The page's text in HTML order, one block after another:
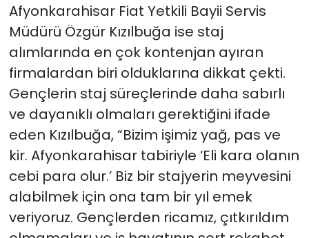
Afyonkarahisar Fiat Yetkili Bayii Servis
Müdürü Özgür Kızılbuğa ise staj
alımlarında en çok kontenjan ayıran
firmalardan biri olduklarına dikkat çekti.
Gençlerin staj süreçlerinde daha sabırlı
ve dayanıklı olmaları gerektiğini ifade
eden Kızılbuğa, “Bizim işimiz yağ, pas ve
kir. Afyonkarahisar tabiriyle ‘Eli kara olanın
cebi para olur.’ Biz bir stajyerin meyvesini
alabilmek için ona tam bir yıl emek
veriyoruz. Gençlerden ricamız, çıtkırıldım